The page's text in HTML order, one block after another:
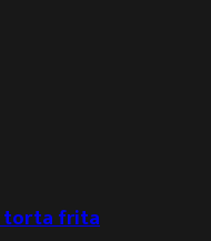
torta frita